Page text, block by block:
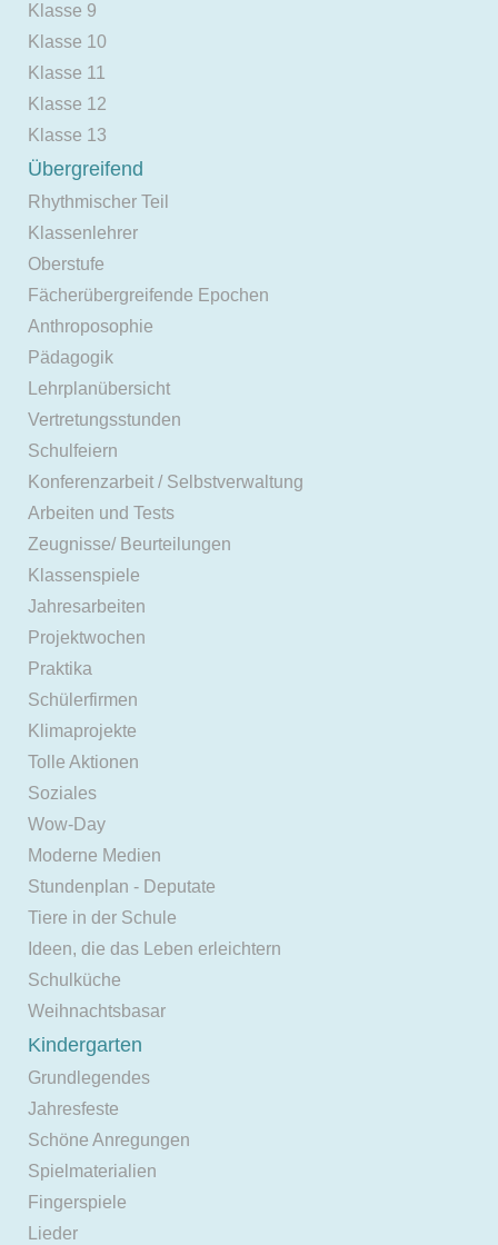
Klasse 9
Klasse 10
Klasse 11
Klasse 12
Klasse 13
Übergreifend
Rhythmischer Teil
Klassenlehrer
Oberstufe
Fächerübergreifende Epochen
Anthroposophie
Pädagogik
Lehrplanübersicht
Vertretungsstunden
Schulfeiern
Konferenzarbeit / Selbstverwaltung
Arbeiten und Tests
Zeugnisse/ Beurteilungen
Klassenspiele
Jahresarbeiten
Projektwochen
Praktika
Schülerfirmen
Klimaprojekte
Tolle Aktionen
Soziales
Wow-Day
Moderne Medien
Stundenplan - Deputate
Tiere in der Schule
Ideen, die das Leben erleichtern
Schulküche
Weihnachtsbasar
Kindergarten
Grundlegendes
Jahresfeste
Schöne Anregungen
Spielmaterialien
Fingerspiele
Lieder